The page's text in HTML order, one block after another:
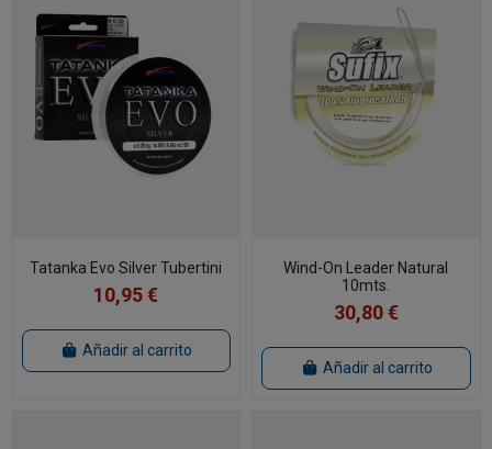
Tatanka Evo Silver Tubertini
10,95 €
Añadir al carrito
Wind-On Leader Natural
10mts.
30,80 €
Añadir al carrito